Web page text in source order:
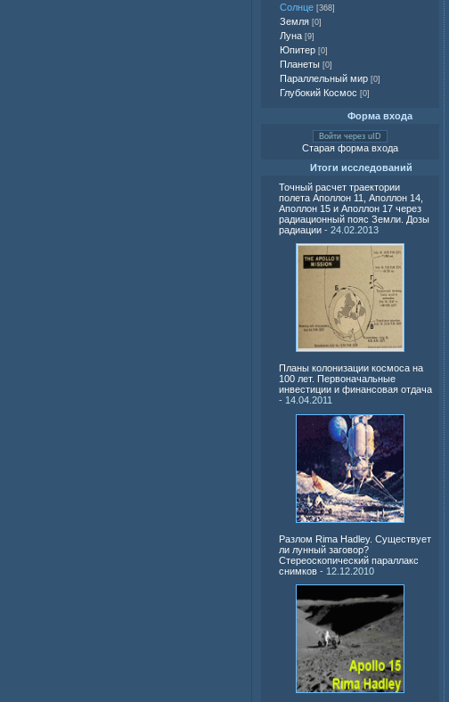
Солнце [368]
Земля [0]
Луна [9]
Юпитер [0]
Планеты [0]
Параллельный мир [0]
Глубокий Космос [0]
Форма входа
Войти через uID
Старая форма входа
Итоги исследований
Точный расчет траектории
полета Аполлон 11, Аполлон 14,
Аполлон 15 и Аполлон 17 через
радиационный пояс Земли. Дозы
радиации - 24.02.2013
Планы колонизации космоса на
100 лет. Первоначальные
инвестиции и финансовая отдача
- 14.04.2011
Разлом Rima Hadley. Существует
ли лунный заговор?
Стереоскопический параллакс
снимков - 12.12.2010